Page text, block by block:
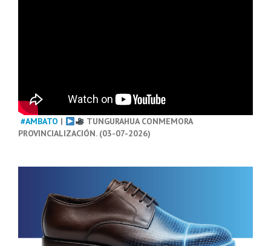
#AMBATO |
TUNGURAHUA CONMEMORA
PROVINCIALIZACIÓN. (03-07-2026)